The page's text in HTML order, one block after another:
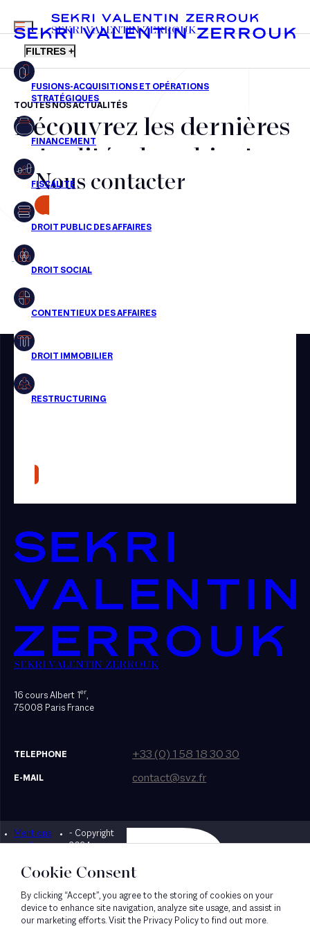
FR EN
MENU
SEKRI VALENTIN ZERROUK
FILTRES +
Fusions-acquisitions et opérations stratégiques
Financement
Fiscalité
Droit public des affaires
Droit social
Droit immobilier
Restructuring
Presse
TOUTES NOS ACTUALITÉS
Découvrez les dernières
actualités du cabinet,
nos récompenses et nos
transactions, jour après
jour
Aucun résultats pour cette recherche
Nous contacter
SEKRI VALENTIN ZERROUK
16 cours Albert 1er,
75008 Paris France
TELEPHONE +33 (0) 1 58 18 30 30
E-MAIL contact@svz.fr
Mentions
légales
- Copyright
2024
Designed by Bonhomme
Cookie Consent
By clicking “Accept”, you agree to the storing of cookies on your
device to enhance site navigation, analyze site usage, and assist in
our marketing efforts. Visit the Privacy Policy to find out more.